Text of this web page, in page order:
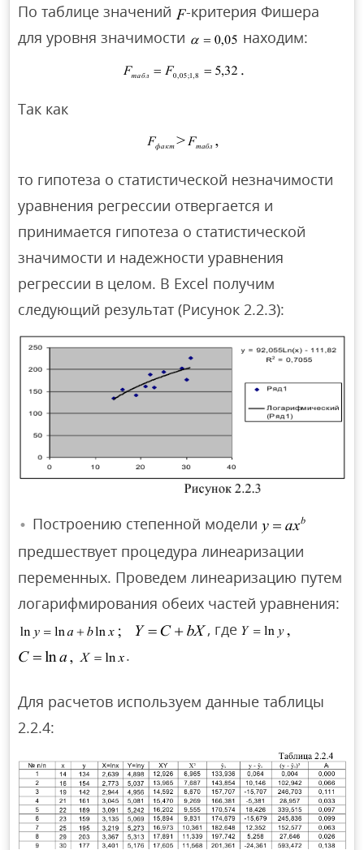
По таблице значений
-критерия Фишера
для уровня значимости
находим:
Так как
то гипотеза о статистической незначимости
уравнения регрессии отвергается и
принимается гипотеза о статистической
значимости и надежности уравнения
регрессии в целом. В Excel получим
следующий результат (Рисунок 2.2.3):
Построению степенной модели
предшествует процедура линеаризации
переменных. Проведем линеаризацию путем
логарифмирования обеих частей уравнения:
, где
.
Для расчетов используем данные таблицы
2.2.4: